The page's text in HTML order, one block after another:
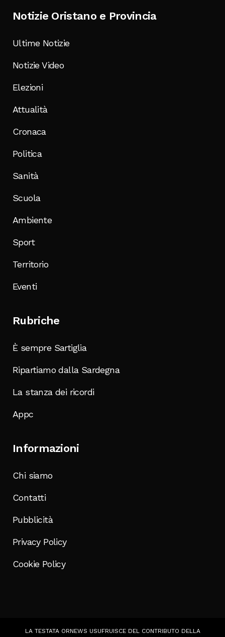
Notizie Oristano e Provincia
Ultime Notizie
Notizie Video
Elezioni
Attualità
Cronaca
Politica
Sanità
Scuola
Ambiente
Sport
Territorio
Eventi
Rubriche
È sempre Sartiglia
Ripartiamo dalla Sardegna
La stanza dei ricordi
Appc
Informazioni
Chi siamo
Contatti
Pubblicità
Privacy Policy
Cookie Policy
LA TESTATA ORNEWS USUFRUISCE DEL CONTRIBUTO DELLA